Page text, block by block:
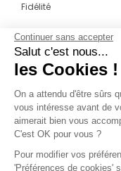
Fidélité
CONTACT
04 42 20 78 42
Du lundi au jeudi de 8h30 à
vendredi de 8h30 à 15h30
Continuer sans accepter
Salut c'est nous...
les Cookies !
On a attendu d'être sûrs
vous intéresse avant de
aimerait bien vous
C'est OK pour vous ?
Pour modifier vos
'Préférences de cookies'